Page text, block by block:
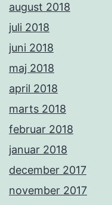
august 2018
juli 2018
juni 2018
maj 2018
april 2018
marts 2018
februar 2018
januar 2018
december 2017
november 2017